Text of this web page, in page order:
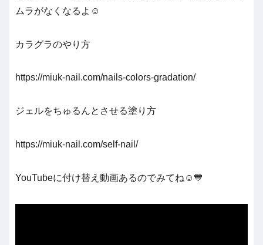
ムラがなくなるよ☺️
カラグラのやり方
https://miuk-nail.com/nails-colors-gradation/
ジェルをちゅるんとさせる塗り方
https://miuk-nail.com/self-nail/
YouTubeに付け替え動画あるのでみてね☺️💙